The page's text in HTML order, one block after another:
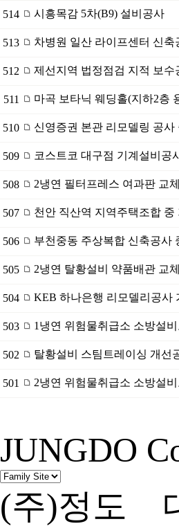
514 시흥목감 5차(B9) 설비공사
513 차병원 일산 라이프센터 신축
512 제선지역 법정점검 지적 보수
511 마곡 보타닉 웨딩홀(지하2층
510 신영증권 본관 리모델링 공사
509 코스트코 대구점 기계설비공
508 2냉연 필터프레스 여과판 교
507 천안 직산역 지역주택조합 중
506 부천중동 주상복합 신축공사
505 2냉연 탈황설비 약품배관 교
504 KEB 하나은행 리모델리공사
503 1냉연 위험물취급소 소방설
502 탈황설비 스팀트레이싱 개선
501 2냉연 위험물취급소 소방설
JUNGDO
(주)정도